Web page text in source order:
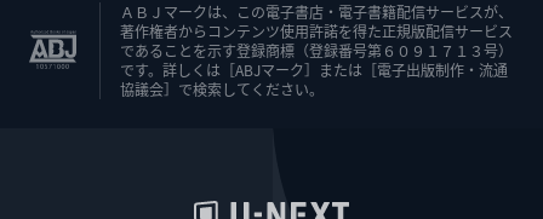
ＡＢＪマークは、この電子書店・電子書籍配信サービスが、
著作権者からコンテンツ使用許諾を得た正規版配信サービス
であることを示す登録商標（登録番号第６０９１７１３号）
です。詳しくは［ABJマーク］または［電子出版制作・流通
協議会］で検索してください。